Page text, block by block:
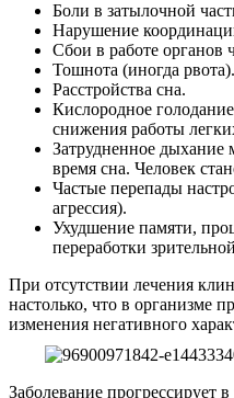
Боли в затылочной
Нарушение
Сбои в работе органов
Тошнота (иногда рвота).
Расстройства сна.
Кислородное
снижения работы
Затрудненное дыхание
время сна. Человек
Частые перепады
агрессия).
Ухудшение памяти,
переработки
При отсутствии лечения
настолько, что в организме
изменения негативного
Заболевание прогрессирует